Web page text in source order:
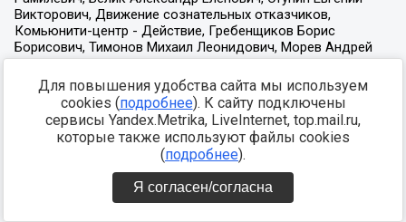
Для повышения удобства сайта мы используем
cookies (подробнее). К сайту подключены
сервисы Yandex.Metrika, LiveInternet, top.mail.ru,
которые также используют файлы cookies
(подробнее).
Я согласен/согласна